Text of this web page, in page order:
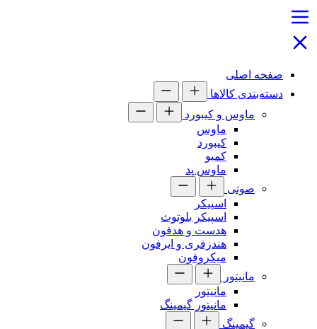
صفحه اصلی
دسته‌بندی کالاها
ماوس و کیبورد
ماوس
کیبورد
کمبو
ماوس پد
صوتی
اسپیکر
اسپیکر بلوتوث
هدست و هدفون
هندزفری و ایرفون
میکروفون
مانیتور
مانیتور
مانیتور گیمینگ
گیمینگ